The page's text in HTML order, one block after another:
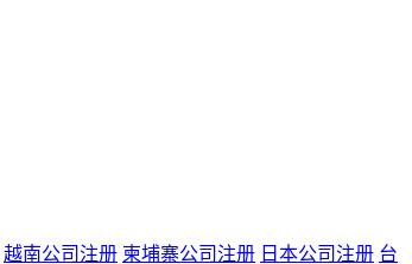
越南公司注册 柬埔寨公司注册 日本公司注册 台